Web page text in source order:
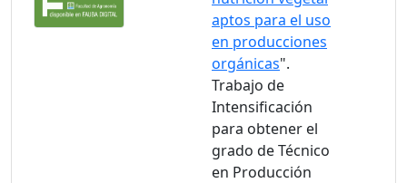
aptos para el uso
en producciones
orgánicas".
Trabajo de
Intensificación
para obtener el
grado de Técnico
en Producción